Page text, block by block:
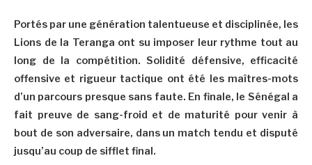
Portés par une génération talentueuse et disciplinée, les
Lions de la Teranga ont su imposer leur rythme tout au
long de la compétition. Solidité défensive, efficacité
offensive et rigueur tactique ont été les maîtres-mots
d’un parcours presque sans faute. En finale, le Sénégal a
fait preuve de sang-froid et de maturité pour venir à
bout de son adversaire, dans un match tendu et disputé
jusqu’au coup de sifflet final.